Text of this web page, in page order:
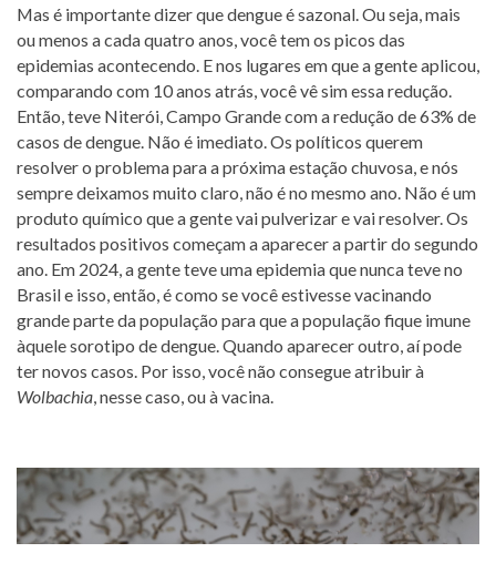
Mas é importante dizer que dengue é sazonal. Ou seja, mais
ou menos a cada quatro anos, você tem os picos das
epidemias acontecendo. E nos lugares em que a gente aplicou,
comparando com 10 anos atrás, você vê sim essa redução.
Então, teve Niterói, Campo Grande com a redução de 63% de
casos de dengue. Não é imediato. Os políticos querem
resolver o problema para a próxima estação chuvosa, e nós
sempre deixamos muito claro, não é no mesmo ano. Não é um
produto químico que a gente vai pulverizar e vai resolver. Os
resultados positivos começam a aparecer a partir do segundo
ano. Em 2024, a gente teve uma epidemia que nunca teve no
Brasil e isso, então, é como se você estivesse vacinando
grande parte da população para que a população fique imune
àquele sorotipo de dengue. Quando aparecer outro, aí pode
ter novos casos. Por isso, você não consegue atribuir à
Wolbachia , nesse caso, ou à vacina.